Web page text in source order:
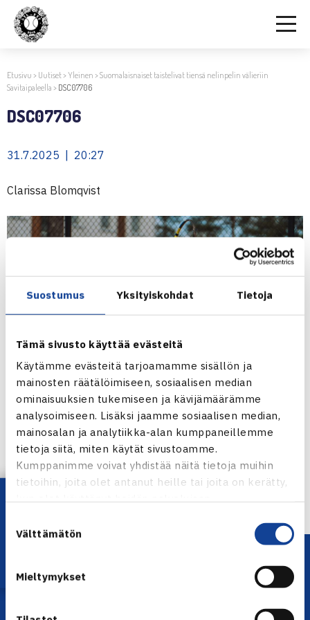
Suostumus Yksityiskohdat Tietoja
Tämä sivusto käyttää evästeitä
Käytämme evästeitä tarjoamamme sisällön ja
mainosten räätälöimiseen, sosiaalisen median
ominaisuuksien tukemiseen ja kävijämäärämme
analysoimiseen. Lisäksi jaamme sosiaalisen median,
mainosalan ja analytiikka-alan kumppaneillemme
tietoja siitä, miten käytät sivustoamme.
Kumppanimme voivat yhdistää näitä tietoja muihin
tietoihin, joita olet antanut heille tai joita on kerätty,
valinta
Välttämätön
Mieltymykset
Etusivu > Uutiset>Yleinen >Suomalaisnaiset taistelivat tiensä nelinpelin välieriin
Savitaipaleella > DSC07706
DSC07706
31.7.2025 | 20:27
Clarissa Blomqvist
← Edellinen
Lataa OmaTennis!